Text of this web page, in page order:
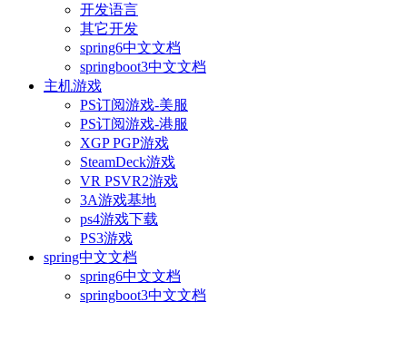
开发语言
其它开发
spring6中文文档
springboot3中文文档
主机游戏
PS订阅游戏-美服
PS订阅游戏-港服
XGP PGP游戏
SteamDeck游戏
VR PSVR2游戏
3A游戏基地
ps4游戏下载
PS3游戏
spring中文文档
spring6中文文档
springboot3中文文档